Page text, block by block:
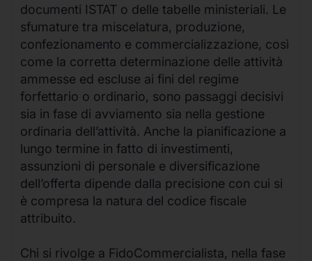
documenti ISTAT o delle tabelle ministeriali. Le
sfumature tra miscelatura, produzione,
confezionamento e commercializzazione, così
come la corretta determinazione delle attività
ammesse ed escluse ai fini del regime
forfettario o ordinario, sono passaggi decisivi
sia in fase di avviamento sia nella gestione
ordinaria dell’attività. Anche la pianificazione a
lungo termine in fatto di investimenti,
assunzioni di personale e diversificazione
dell’offerta dipende dalla precisione con cui si
è compresa la natura del codice fiscale
attribuito.
Chi si rivolge a FidoCommercialista, nella fase